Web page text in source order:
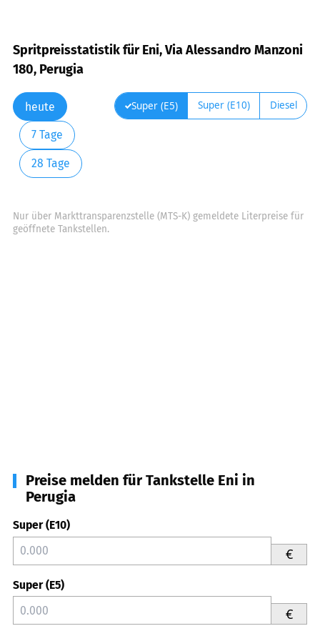
Spritpreisstatistik für Eni, Via Alessandro Manzoni
180, Perugia
heute
7 Tage
28 Tage
Super (E5) Super (E10) Diesel
Nur über Markttransparenzstelle (MTS-K) gemeldete Literpreise für
geöffnete Tankstellen.
Preise melden für Tankstelle Eni in
Perugia
Super (E10)
€
Super (E5)
€